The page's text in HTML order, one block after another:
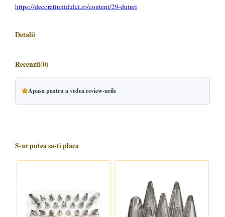
https://decoratiunidulci.ro/content/29-duiuri
Detalii
Recenzii(0)
Apasa pentru a vedea review-urile
S-ar putea sa-ti placa